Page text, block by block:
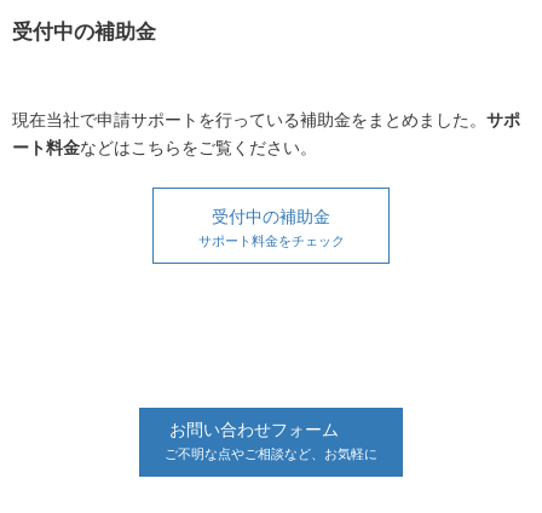
受付中の補助金
現在当社で申請サポートを行っている補助金をまとめました。 サポ
ート料金などはこちらをご覧ください。
受付中の補助金
サポート料金をチェック
お問い合わせフォーム
ご不明な点やご相談など、お気軽に